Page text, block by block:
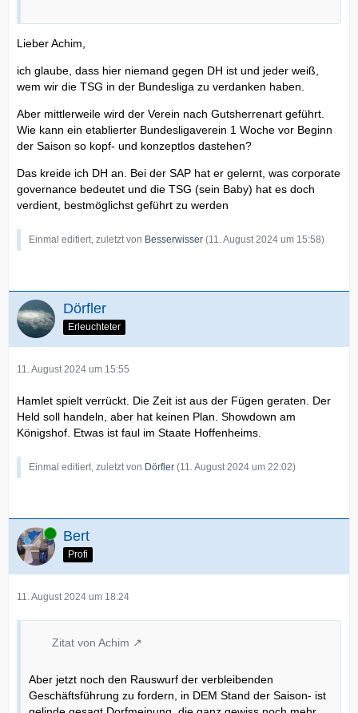
Lieber Achim,
ich glaube, dass hier niemand gegen DH ist und jeder weiß,
wem wir die TSG in der Bundesliga zu verdanken haben.
Aber mittlerweile wird der Verein nach Gutsherrenart geführt.
Wie kann ein etablierter Bundesligaverein 1 Woche vor Beginn
der Saison so kopf- und konzeptlos dastehen?
Das kreide ich DH an. Bei der SAP hat er gelernt, was corporate
governance bedeutet und die TSG (sein Baby) hat es doch
verdient, bestmöglichst geführt zu werden
Einmal editiert, zuletzt von Besserwisser (11. August 2024 um 15:58)
Dörfler
Erleuchteter
11. August 2024 um 15:55
Hamlet spielt verrückt. Die Zeit ist aus der Fügen geraten. Der
Held soll handeln, aber hat keinen Plan. Showdown am
Königshof. Etwas ist faul im Staate Hoffenheims.
Einmal editiert, zuletzt von Dörfler (11. August 2024 um 22:02)
Online Bert
Profi
11. August 2024 um 18:24
Zitat von Achim
Aber jetzt noch den Rauswurf der verbleibenden
Geschäftsführung zu fordern, in DEM Stand der Saison- ist